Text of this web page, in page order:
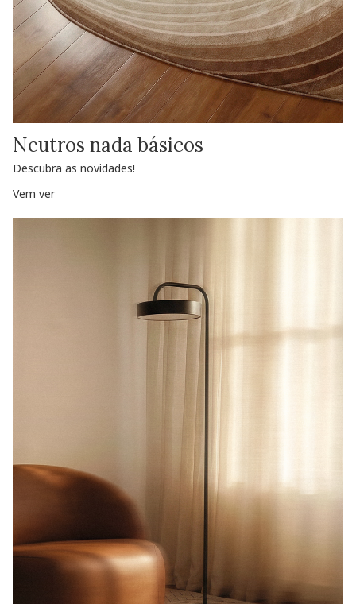
Neutros nada básicos
Descubra as novidades!
Vem ver